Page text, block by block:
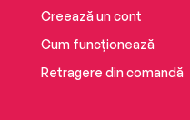
Creează un cont
Cum funcționează
Retragere din comandă